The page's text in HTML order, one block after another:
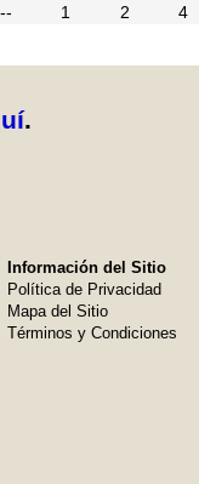
-- 1 2 4
.
Información del Sitio
Política de Privacidad
Mapa del Sitio
Términos y Condiciones